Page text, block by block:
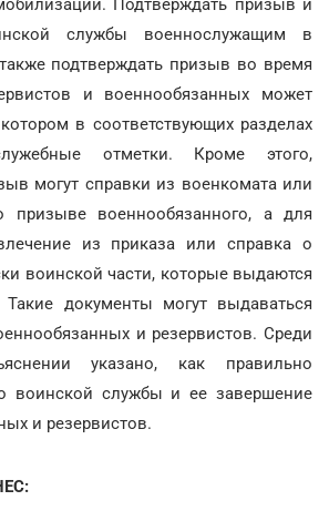
Подтверждать призыв и
службы военнослужащим в
подтверждать призыв во время
и военнообязанных может
в соответствующих разделах
отметки. Кроме этого,
могут справки из военкомата или
призыве военнообязанного, а для
из приказа или справка о
воинской части, которые выдаются
документы могут выдаваться
и резервистов. Среди
указано, как правильно
воинской службы и ее завершение
и резервистов.